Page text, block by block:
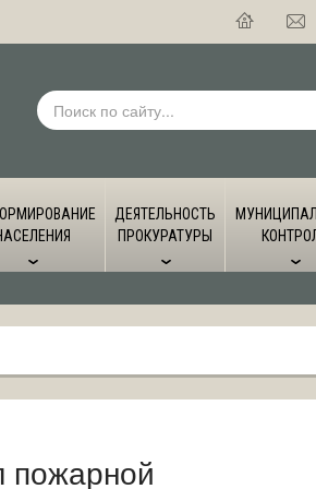
ДЕЯТЕЛЬНОСТЬ
ПРОКУРАТУРЫ
пожарной